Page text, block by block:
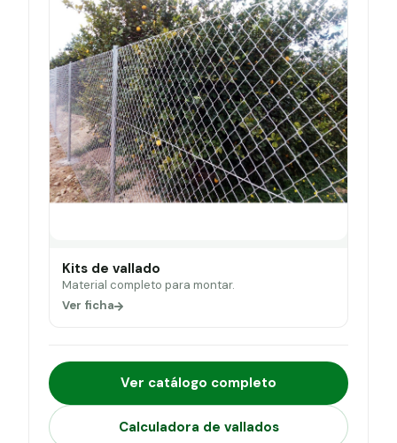
Kits de vallado
Material completo para montar.
Ver ficha
Ver catálogo completo
Calculadora de vallados